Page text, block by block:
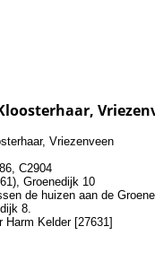
Vriezenveen
C2904
Groenedijk 10
de huizen aan de
8.
Harm Kelder [27631]